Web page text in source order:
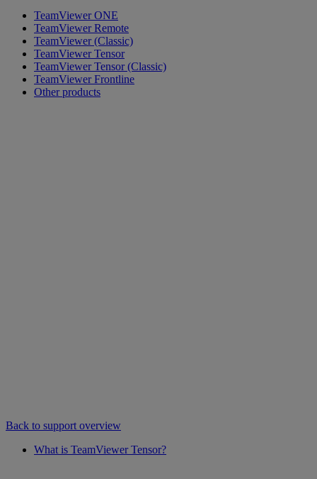
TeamViewer ONE
TeamViewer Remote
TeamViewer (Classic)
TeamViewer Tensor
TeamViewer Tensor (Classic)
TeamViewer Frontline
Other products
Back to support overview
What is TeamViewer Tensor?